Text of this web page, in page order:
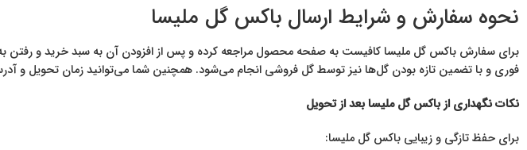
نحوه سفارش و شرایط ارسال باکس گل ملیسا
برای سفارش باکس گل ملیسا کافیست به صفحه محصول مراجعه کرده و پس از افزودن آن به سبد خرید و
فوری و با تضمین تازه بودن گل‌ها نیز توسط گل فروشی انجام می‌شود. همچنین شما می‌توانید زمان تحویل
نکات نگهداری از باکس گل ملیسا بعد از تحویل
برای حفظ تازگی و زیبایی باکس گل ملیسا: